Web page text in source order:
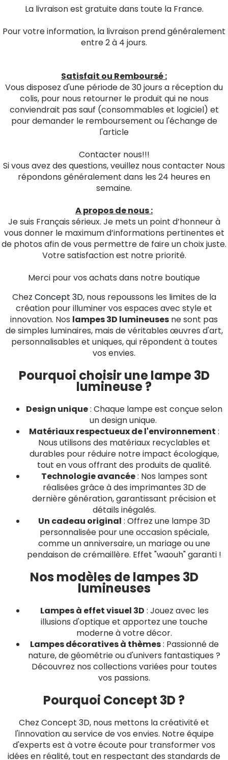
La livraison est gratuite dans toute la France.
Pour votre information, la livraison prend généralement
entre 2 à 4 jours.
Satisfait ou Remboursé :
Vous disposez d'une période de 30 jours a réception du
colis, pour nous retourner le produit qui ne nous
conviendrait pas sauf (consommables et logiciel) et
pour demander le remboursement ou l'échange de
l'article
Contacter nous!!!
Si vous avez des questions, veuillez nous contacter Nous
répondons généralement dans les 24 heures en
semaine.
A propos de nous :
Je suis Français sérieux. Je mets un point d’honneur à
vous donner le maximum d’informations pertinentes et
de photos afin de vous permettre de faire un choix juste.
Votre satisfaction est notre priorité.
Merci pour vos achats dans notre boutique
Chez Concept 3D, nous repoussons les limites de la
création pour illuminer vos espaces avec style et
innovation. Nos lampes 3D lumineuses ne sont pas
de simples luminaires, mais de véritables œuvres d'art,
personnalisables et uniques, qui répondent à toutes
vos envies.
Pourquoi choisir une lampe 3D
lumineuse ?
Design unique: Chaque lampe est conçue selon
un design unique.
Matériaux respectueux de l'environnement :
Nous utilisons des matériaux recyclables et
durables pour réduire notre impact écologique,
tout en vous offrant des produits de qualité.
Technologie avancée: Nos lampes sont
réalisées grâce à des imprimantes 3D de
dernière génération, garantissant précision et
détails inégalés.
Un cadeau original : Offrez une lampe 3D
personnalisée pour une occasion spéciale,
comme un anniversaire, un mariage ou une
pendaison de crémaillère. Effet "waouh" garanti !
Nos modèles de lampes 3D
lumineuses
Lampes à effet visuel 3D : Jouez avec les
illusions d'optique et apportez une touche
moderne à votre décor.
Lampes décoratives à thèmes: Passionné de
nature, de géométrie ou d'univers fantastiques ?
Découvrez nos collections variées pour toutes
vos passions.
Pourquoi Concept 3D ?
Chez Concept 3D, nous mettons la créativité et
l'innovation au service de vos envies. Notre équipe
d'experts est à votre écoute pour transformer vos
idées en réalité, tout en respectant des standards de